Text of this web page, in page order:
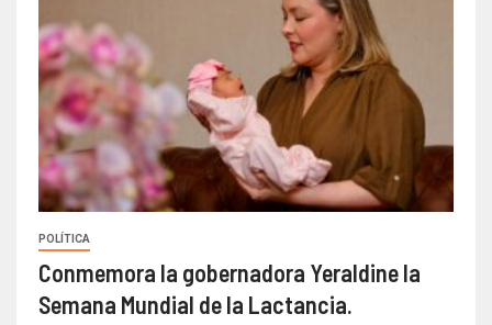
POLÍTICA
Conmemora la gobernadora Yeraldine la
Semana Mundial de la Lactancia.